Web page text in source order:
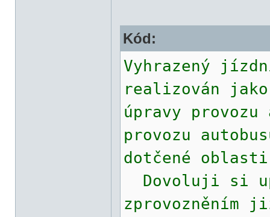
Kód:
Vyhrazený
realizován jako
úpravy
provozu
dotčené
Dovoluji si
zprovozněním